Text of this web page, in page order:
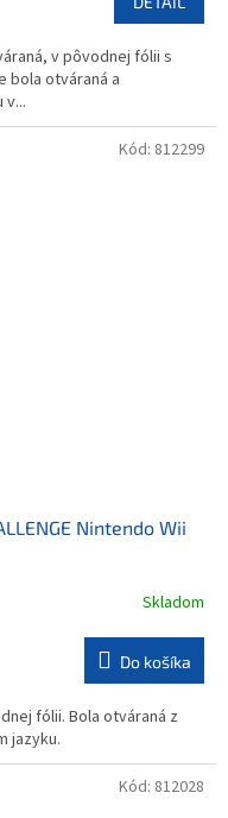
v pôvodnej fólii s
bola otváraná a
v...
Nintendo Wii
Skladom
Do košíka
fólii. Bola otváraná z
jazyku.
Kód: 812299
Kód: 812028